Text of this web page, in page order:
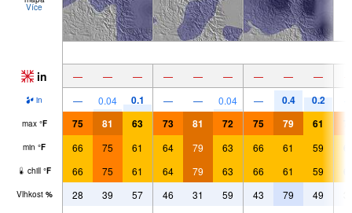
Více
in — — — — — — — — —
in — 0.04 0.1 — — 0.04 — 0.4 0.2
max °F 75 81 63 73 81 72 75 79 61
min °F 66 75 61 64 79 63 66 61 59
chill °F 66 75 61 64 79 63 66 61 59
Vlhkost % 28 39 57 46 31 59 43 79 49